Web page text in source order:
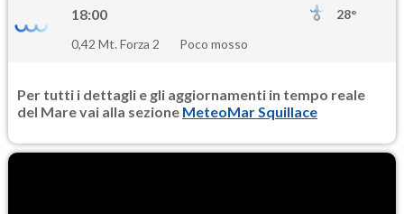
18:00
28°
0,42 Mt. Forza 2
Poco mosso
Per tutti i dettagli e gli aggiornamenti in tempo reale
del Mare vai alla sezione MeteoMar Squillace